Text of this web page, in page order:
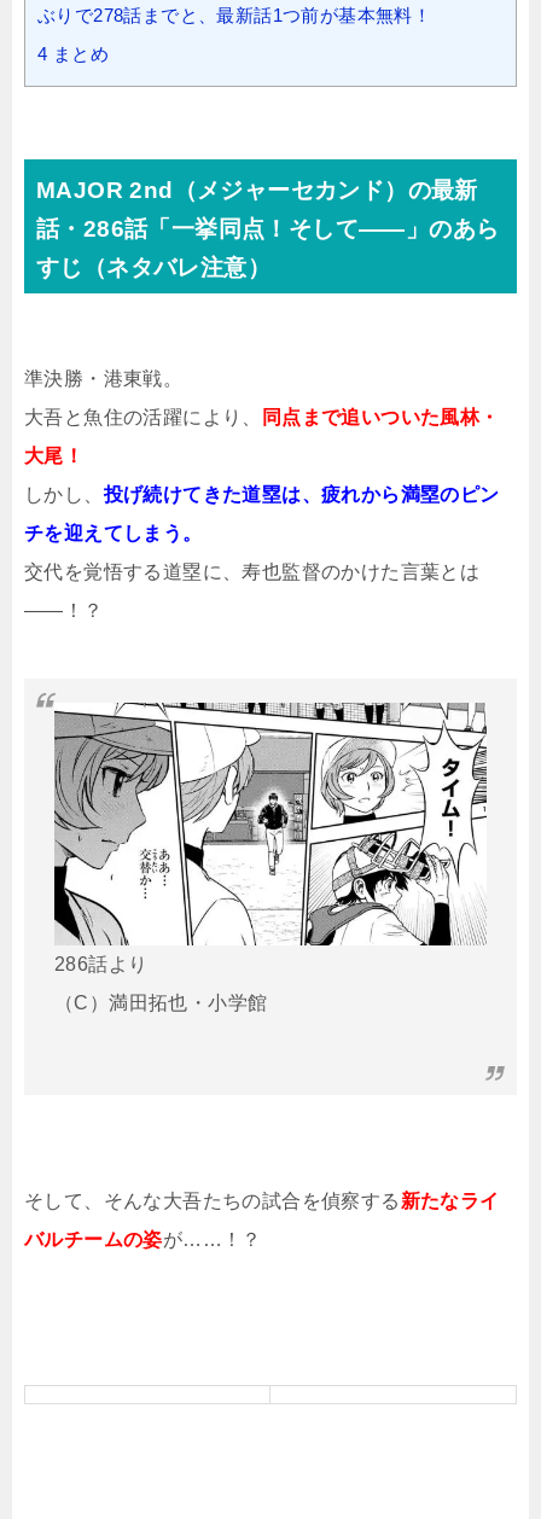
ぶりで278話までと、最新話1つ前が基本無料！
4 まとめ
MAJOR 2nd（メジャーセカンド）の最新
話・286話「一挙同点！そして――」のあら
すじ（ネタバレ注意）
準決勝・港東戦。
大吾と魚住の活躍により、
同点まで追いついた風林・
大尾！
しかし、投げ続けてきた道塁は、疲れから満塁のピン
チを迎えてしまう。
交代を覚悟する道塁に、寿也監督のかけた言葉とは
――！？
286話より
（C）満田拓也・小学館
そして、そんな大吾たちの試合を偵察する 新たなライ
バルチームの姿が……！？